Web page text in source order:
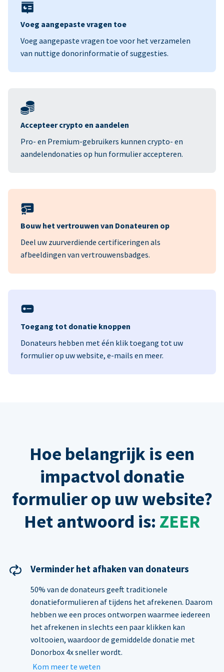
Voeg aangepaste vragen toe
Voeg aangepaste vragen toe voor het verzamelen
van nuttige donorinformatie of suggesties.
Accepteer crypto en aandelen
Pro- en Premium-gebruikers kunnen crypto- en
aandelendonaties op hun formulier accepteren.
Bouw het vertrouwen van Donateuren op
Deel uw zuurverdiende certificeringen als
afbeeldingen van vertrouwensbadges.
Toegang tot donatie knoppen
Donateurs hebben met één klik toegang tot uw
formulier op uw website, e-mails en meer.
Hoe belangrijk is een
impactvol donatie
formulier op uw website?
Het antwoord is: ZEER
Verminder het afhaken van donateurs
50% van de donateurs geeft traditionele
donatieformulieren af tijdens het afrekenen. Daarom
hebben we een proces ontworpen waarmee iedereen
het afrekenen in slechts een paar klikken kan
voltooien, waardoor de gemiddelde donatie met
Donorbox 4x sneller wordt.
Kom meer te weten